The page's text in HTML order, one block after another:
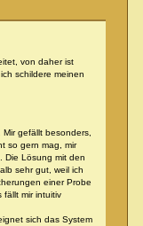
von daher ist
schildere meinen
gefällt besonders,
so gern mag, mir
Die Lösung mit den
sehr gut, weil ich
einer Probe
fällt mir intuitiv
sich das System